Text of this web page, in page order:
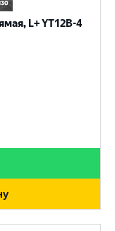
L+ YT12B-4